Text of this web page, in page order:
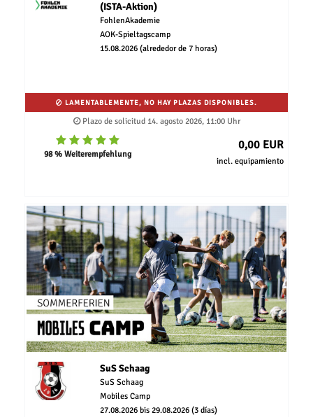
(ISTA-Aktion)
FohlenAkademie
AOK-Spieltagscamp
15.08.2026 (alrededor de 7 horas)
LAMENTABLEMENTE, NO HAY PLAZAS DISPONIBLES.
Plazo de solicitud 14. agosto 2026, 11:00 Uhr
98 % Weiterempfehlung
0,00 EUR
incl. equipamiento
SuS Schaag
SuS Schaag
Mobiles Camp
27.08.2026 bis 29.08.2026 (3 días)